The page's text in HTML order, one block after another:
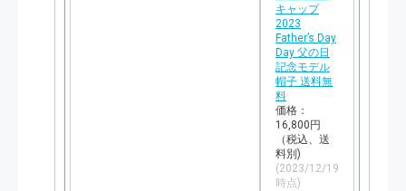
キャップ
2023
Father’s Day
Day 父の日
記念モデル
帽子 送料無
料
価格：
16,800円
（税込、送
料別)
(2023/12/19
時点)